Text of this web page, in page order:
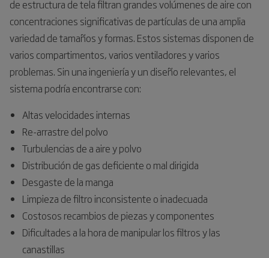
de estructura de tela filtran grandes volúmenes de aire con
concentraciones significativas de partículas de una amplia
variedad de tamaños y formas. Estos sistemas disponen de
varios compartimentos, varios ventiladores y varios
problemas. Sin una ingeniería y un diseño relevantes, el
sistema podría encontrarse con:
Altas velocidades internas
Re-arrastre del polvo
Turbulencias de a aire y polvo
Distribución de gas deficiente o mal dirigida
Desgaste de la manga
Limpieza de filtro inconsistente o inadecuada
Costosos recambios de piezas y componentes
Dificultades a la hora de manipular los filtros y las
canastillas